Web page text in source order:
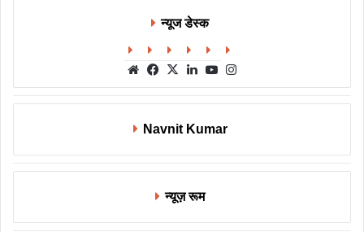
न्यूज डेस्क
WebsiteFacebook
X LinkedInYouTube
Navnit Kumar
न्यूज़ रूम